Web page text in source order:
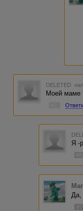
DELETED
Моей маме
Я -
Да,
#7